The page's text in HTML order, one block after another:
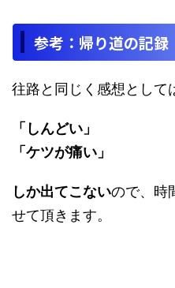
参考：帰り道の記録
往路と同じく感想として
「しんどい」
「ケツが痛い」
しか出てこないので、時
せて頂きます。